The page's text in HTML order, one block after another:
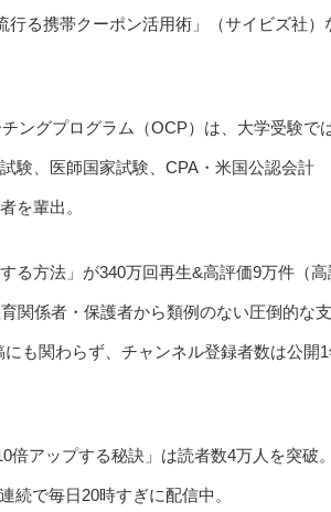
る携帯クーポン活用術」（サイビズ社）
ングプログラム（OCP）は、大学受験で
験、医師国家試験、CPA・米国公認会計
を輩出。
る方法」が340万回再生&高評価9万件（高
関係者・保護者から類例のない圧倒的な支
も関わらず、チャンネル登録者数は公開
倍アップする秘訣」は読者数4万人を突破
続で毎日20時すぎに配信中。